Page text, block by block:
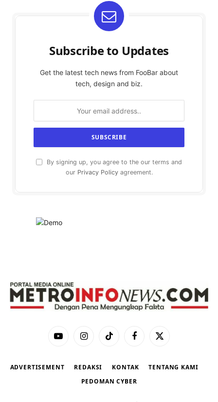
Subscribe to Updates
Get the latest tech news from FooBar about
tech, design and biz.
By signing up, you agree to the our terms and
our Privacy Policyagreement.
YouTubeInstagramTikTok Facebook
X
ADVERTISEMENT REDAKSI KONTAK
TENTANG KAMI
PEDOMAN CYBER